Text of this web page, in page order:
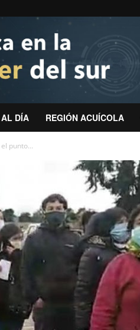
DÍA REGIÓN ACUÍCOLA
punto...